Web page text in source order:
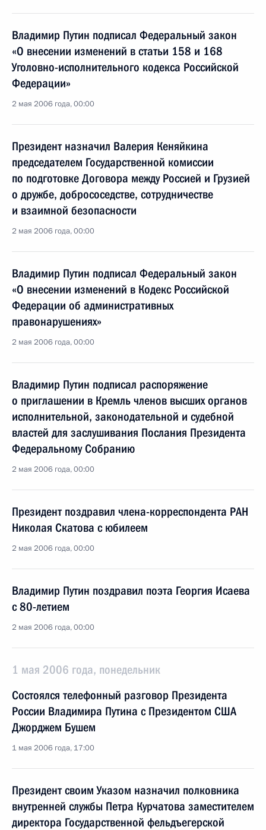
Владимир Путин подписал Федеральный закон
«О внесении изменений в статьи 158 и 168
Уголовно-исполнительного кодекса Российской
Федерации»
2 мая 2006 года, 00:00
Президент назначил Валерия Кеняйкина
председателем Государственной комиссии
по подготовке Договора между Россией и Грузией
о дружбе, добрососедстве, сотрудничестве
и взаимной безопасности
2 мая 2006 года, 00:00
Владимир Путин подписал Федеральный закон
«О внесении изменений в Кодекс Российской
Федерации об административных
правонарушениях»
2 мая 2006 года, 00:00
Владимир Путин подписал распоряжение
о приглашении в Кремль членов высших органов
исполнительной, законодательной и судебной
властей для заслушивания Послания Президента
Федеральному Собранию
2 мая 2006 года, 00:00
Президент поздравил члена-корреспондента РАН
Николая Скатова с юбилеем
2 мая 2006 года, 00:00
Владимир Путин поздравил поэта Георгия Исаева
с 80-летием
2 мая 2006 года, 00:00
1 мая 2006 года, понедельник
Состоялся телефонный разговор Президента
России Владимира Путина с Президентом США
Джорджем Бушем
1 мая 2006 года, 17:00
Президент своим Указом назначил полковника
внутренней службы Петра Курчатова заместителем
директора Государственной фельдъегерской